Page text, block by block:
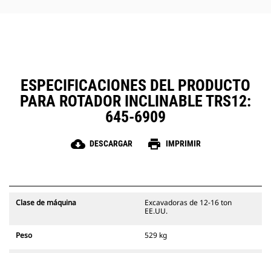
útil y simplificar el mantenimiento.
ESPECIFICACIONES DEL PRODUCTO
PARA ROTADOR INCLINABLE TRS12:
645-6909
cloud_download DESCARGAR print IMPRIMIR
Clase de máquina
Excavadoras de 12-16 ton
EE.UU.
Peso 529 kg